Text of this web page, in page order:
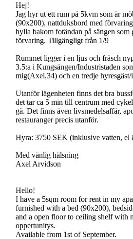
Hej!
Jag hyr ut ett rum på 5kvm som är
(90x200), nattduksbord med
hylla bakom fotändan på sängen
förvaring. Tillgängligt från 1/9
Rummet ligger i en ljus och fräsch
3.5:a i Kungsängen/Industristaden
mig(Axel,34) och en tredje hyresgäst/
Utanför lägenheten finns det bra
det tar ca 5 min till centrum med
gå. Det finns även livsmedelsaffär,
restauranger precis utanför.
Hyra: 3750 SEK (inklusive vatten, el
Med vänlig hälsning
Axel Arvidson
Hello!
I have a 5sqm room for rent in my
furnished with a bed (90x200),
and a open floor to ceiling shelf with
oppertunitys.
Available from 1st of September.